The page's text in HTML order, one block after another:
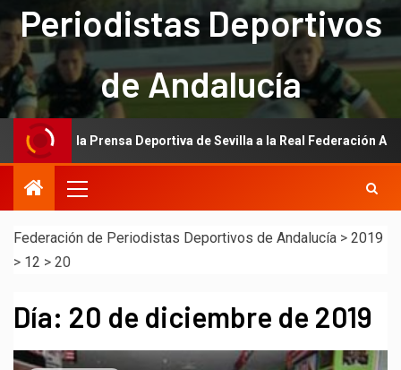
Periodistas Deportivos
de Andalucía
de la Prensa Deportiva de Sevilla a la Real Federación Andaluza
Federación de Periodistas Deportivos de Andalucía > 2019
> 12 > 20
Día: 20 de diciembre de 2019